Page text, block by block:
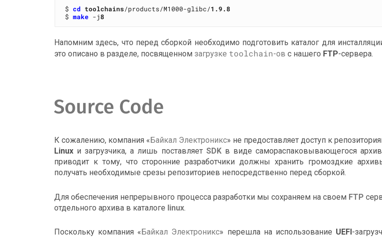
$ cd toolchains/products/M1000-glibc/1.9.8
$ make -j8
Напомним здесь, что перед сборкой необходимо подготовить каталог для
это описано в разделе, посвященномзагрузке toolchain-ов с нашего FTP-сервера.
Source Code
К сожалению, компания « Байкал Электроникс» не предоставляет доступ к
Linux и загрузчика, а лишь поставляет SDKв виде самораспаковывающегося
приводит к тому, что сторонние разработчики должны хранить громоздкие
получать необходимые срезы репозиториев непосредственно перед сборкой.
Для обеспечения непрерывного процесса разработки мы сохраняем на своем FTP
отдельного архива в каталоге linux.
Поскольку компания «Байкал Электроникс» перешла на использование UEFI-